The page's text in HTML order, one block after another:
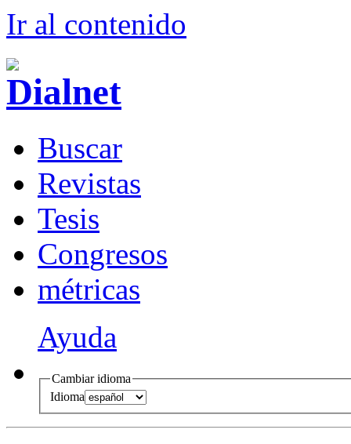
Ir al contenido
Buscar
Revistas
Tesis
Congresos
métricas
Ayuda
Cambiar idioma
Idioma